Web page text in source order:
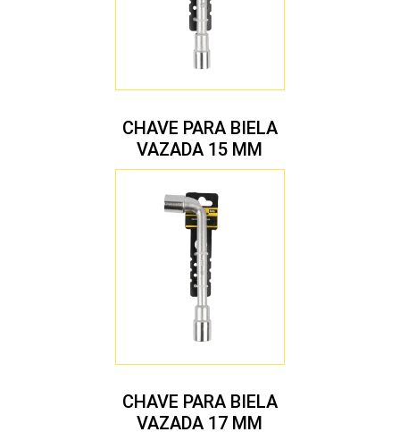
CHAVE PARA BIELA
VAZADA 15 MM
CHAVE PARA BIELA
VAZADA 17 MM